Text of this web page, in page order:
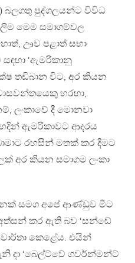
බලගතු පුද්ගලයන්ට විවිධ
මෙම සමාගම්වල
ඌව පළාත් සභා
‘ඇමරිකානු
තඩිබාන විට, අර කියන
හරහා,
ලංකාවේ දී මොනවා
ඇමරිකාවට ආදරය
රහසින් මතක් කර දීමට
අර කියන සමාගම ලංකා
සමග අපේ ආණ්ඩුව මීට
කර ඇති බව ‘සන්ඬේ
වාර්තා කෙළේය. එයින්
දා ‘බෙල්ට්වේ ගවර්න්මන්ට්